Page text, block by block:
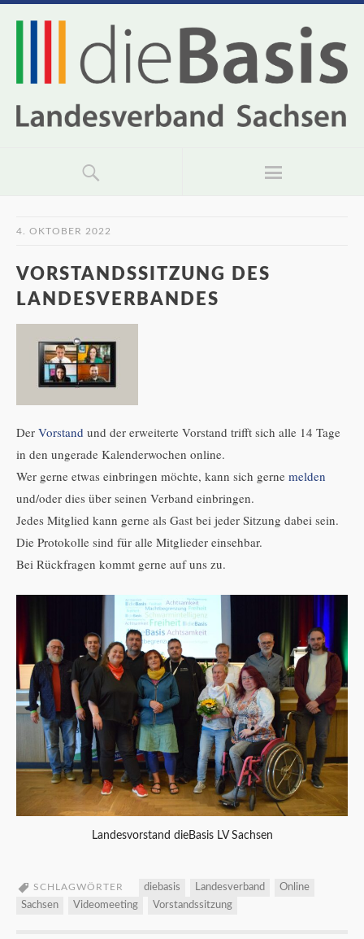
4. OKTOBER 2022
VORSTANDSSITZUNG DES
LANDESVERBANDES
Der Vorstand und der erweiterte Vorstand trifft sich alle 14 Tage
in den ungerade Kalenderwochen online.
Wer gerne etwas einbringen möchte, kann sich gerne melden
und/oder dies über seinen Verband einbringen.
Jedes Mitglied kann gerne als Gast bei jeder Sitzung dabei sein.
Die Protokolle sind für alle Mitglieder einsehbar.
Bei Rückfragen kommt gerne auf uns zu.
Landesvorstand dieBasis LV Sachsen
SCHLAGWÖRTER diebasis Landesverband
Online
Sachsen
Videomeeting Vorstandssitzung